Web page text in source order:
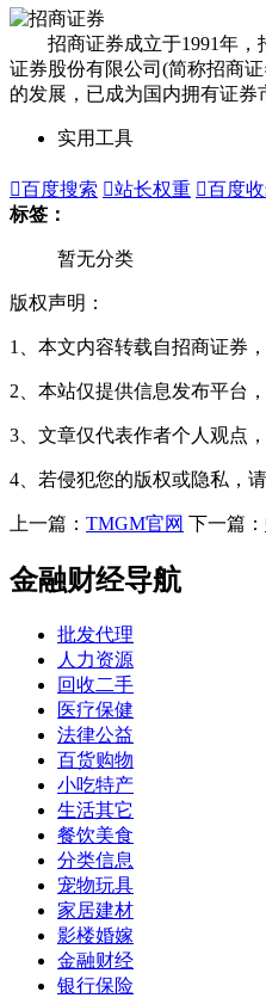
招商证券成立于1991年，
证券股份有限公司(简称招商
的发展，已成为国内拥有证
实用工具
百度搜索 站长权重 百度
标签：
暂无分类
版权声明：
1、本文内容转载自招商证券
2、本站仅提供信息发布平台
3、文章仅代表作者个人观点
4、若侵犯您的版权或隐私，
上一篇： TMGM官网 下一篇：
金融财经导航
批发代理
人力资源
回收二手
医疗保健
法律公益
百货购物
小吃特产
生活其它
餐饮美食
分类信息
宠物玩具
家居建材
影楼婚嫁
金融财经
银行保险